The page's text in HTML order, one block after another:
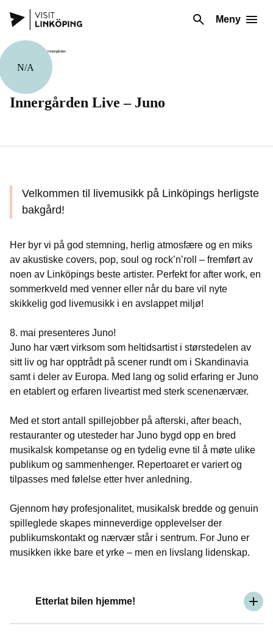
Meny
N/A
Innergården Live – Juno
Velkommen til livemusikk på Linköpings herligste
bakgård!
Her byr vi på god stemning, herlig atmosfære og en miks
av akustiske covers, pop, soul og rock’n’roll – fremført av
noen av Linköpings beste artister. Perfekt for after work, en
sommerkveld med venner eller når du bare vil nyte
skikkelig god livemusikk i en avslappet miljø!
8. mai presenteres Juno!
Juno har vært virksom som heltidsartist i størstedelen av
sitt liv og har opptrådt på scener rundt om i Skandinavia
samt i deler av Europa. Med lang og solid erfaring er Juno
en etablert og erfaren liveartist med sterk scenenærvær.
Med et stort antall spillejobber på afterski, after beach,
restauranter og utesteder har Juno bygd opp en bred
musikalsk kompetanse og en tydelig evne til å møte ulike
publikum og sammenhenger. Repertoaret er variert og
tilpasses med følelse etter hver anledning.
Gjennom høy profesjonalitet, musikalsk bredde og genuin
spilleglede skapes minneverdige opplevelser der
publikumskontakt og nærvær står i sentrum. For Juno er
musikken ikke bare et yrke – men en livslang lidenskap.
Etterlat bilen hjemme!